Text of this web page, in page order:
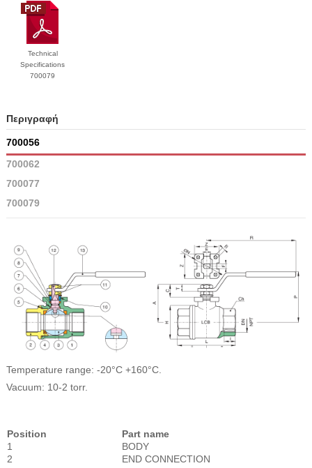
Technical
Specifications
700079
Περιγραφή
700056
700062
700077
700079
Temperature range: -20°C +160°C.
Vacuum: 10-2 torr.
Position
Part name
1
BODY
2
END CONNECTION